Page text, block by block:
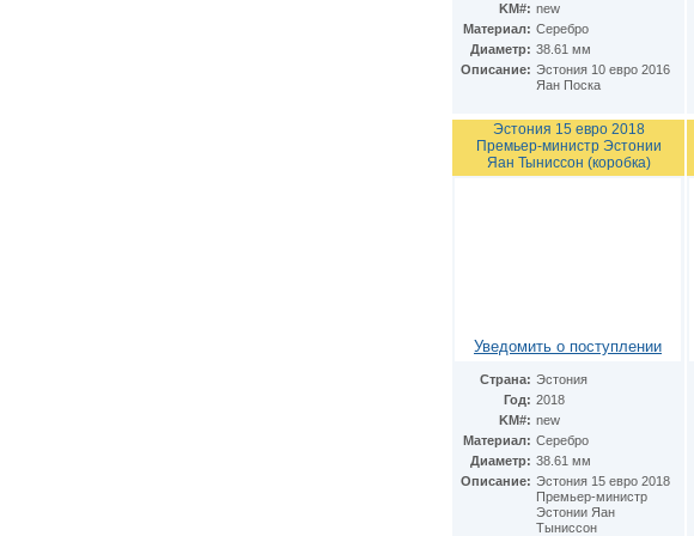
KM#: new
Материал: Серебро
Диаметр: 38.61 мм
Описание: Эстония 10 евро 2016
Яан Поска
Эстония 15 евро 2018
Премьер-министр Эстонии
Яан Тыниссон (коробка)
Уведомить о поступлении
Страна: Эстония
Год: 2018
KM#: new
Материал: Серебро
Диаметр: 38.61 мм
Описание: Эстония 15 евро 2018
Премьер-министр
Эстонии Яан
Тыниссон